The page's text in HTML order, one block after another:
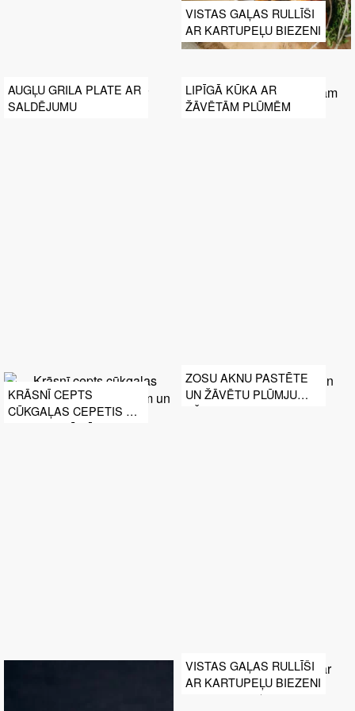
VISTAS GAĻAS RULLĪŠI
AR KARTUPEĻU BIEZENI
AUGĻU GRILA PLATE AR
SALDĒJUMU
LIPĪGĀ KŪKA AR
ŽĀVĒTĀM PLŪMĒM
KRĀSNĪ CEPTS
CŪKGAĻAS CEPETIS AR
HURMU, PLŪMĒM UN
ZOSU AKNU PASTĒTE
UN ŽĀVĒTU PLŪMJU
DŽEMS
VISTAS GAĻAS RULLĪŠI
AR KARTUPEĻU BIEZENI